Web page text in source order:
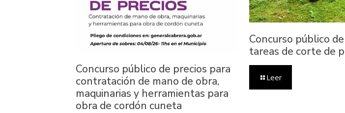
Concurso público de precios para
contratación de mano de obra,
maquinarias y herramientas para
obra de cordón cuneta
Concurso público
tareas de corte de
Leer